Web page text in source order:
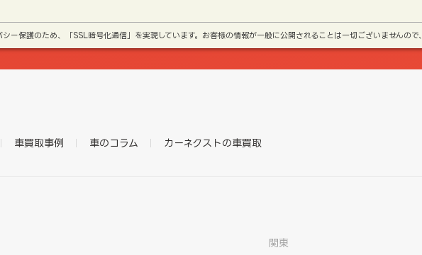
シー保護のため、「SSL暗号化通信」を実現しています。お客様の情報が一般に公開されることは一切ございませんの
車買取事例 車のコラム カーネクストの車買取
関東